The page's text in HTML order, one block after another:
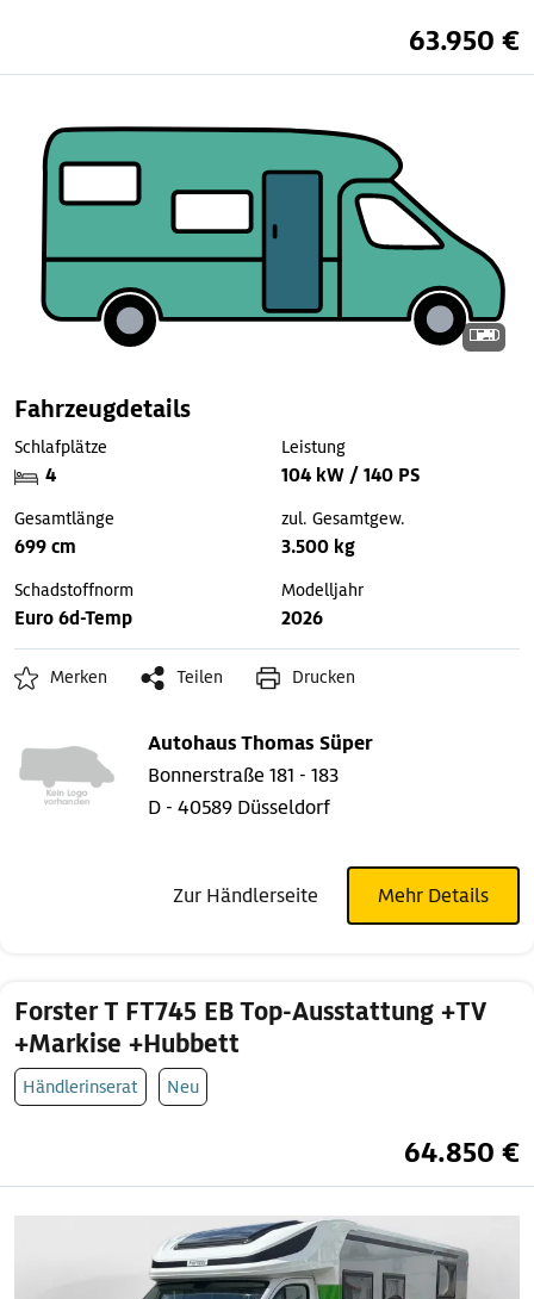
63.950 €
Fahrzeugdetails
Schlafplätze
4
Leistung
104 kW / 140 PS
Gesamtlänge
699 cm
zul. Gesamtgew.
3.500 kg
Schadstoffnorm
Euro 6d-Temp
Modelljahr
2026
Merken Teilen Drucken
Autohaus Thomas Süper
Bonnerstraße 181 - 183
D - 40589 Düsseldorf
Zur Händlerseite Mehr Details
Forster T FT745 EB Top-Ausstattung +TV
+Markise +Hubbett
Händlerinserat Neu
64.850 €